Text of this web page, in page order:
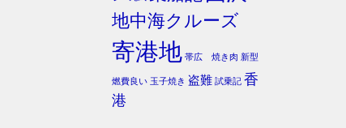
地中海クルーズ
寄港地 帯広 焼き肉 新型
燃費良い 玉子焼き 盗難 試乗記 香
港